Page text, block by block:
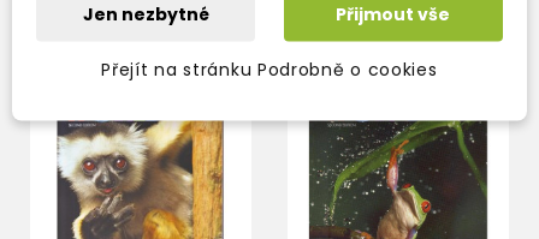
Jen nezbytné Přijmout vše
Přejít na stránku Podrobně o cookies